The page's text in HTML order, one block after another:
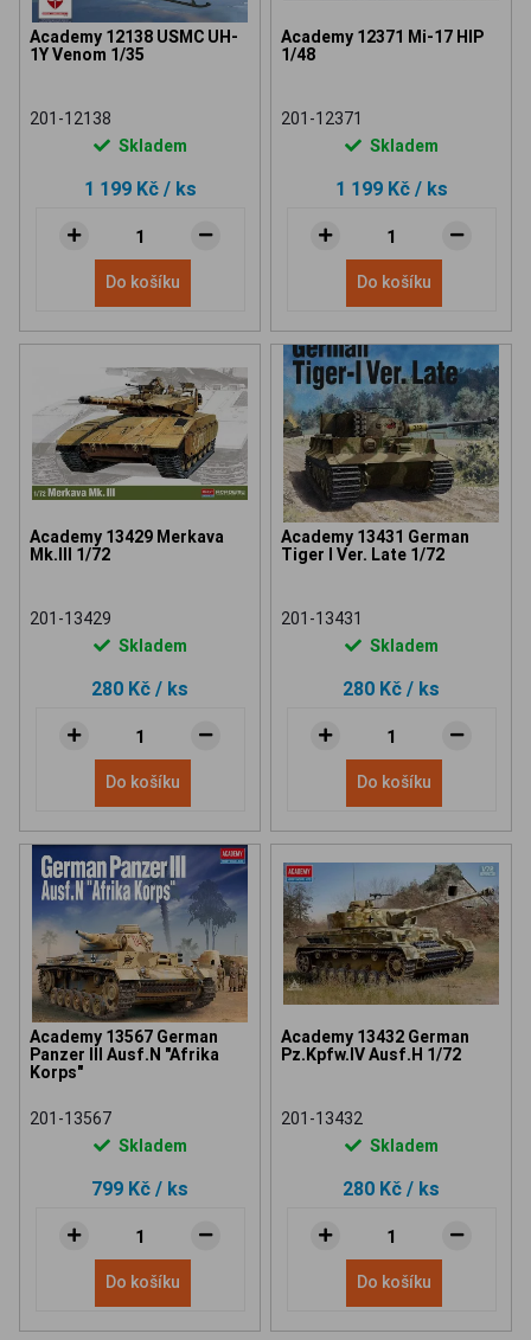
Academy 12138 USMC UH-
1Y Venom 1/35
201-12138
Skladem
1 199 Kč / ks
Do košíku
Academy 12371 Mi-17 HIP
1/48
201-12371
Skladem
1 199 Kč / ks
Do košíku
Academy 13429 Merkava
Mk.III 1/72
201-13429
Skladem
280 Kč / ks
Do košíku
Academy 13431 German
Tiger I Ver. Late 1/72
201-13431
Skladem
280 Kč / ks
Do košíku
Academy 13567 German
Panzer III Ausf.N "Afrika
Korps"
201-13567
Skladem
799 Kč / ks
Do košíku
Academy 13432 German
Pz.Kpfw.IV Ausf.H 1/72
201-13432
Skladem
280 Kč / ks
Do košíku